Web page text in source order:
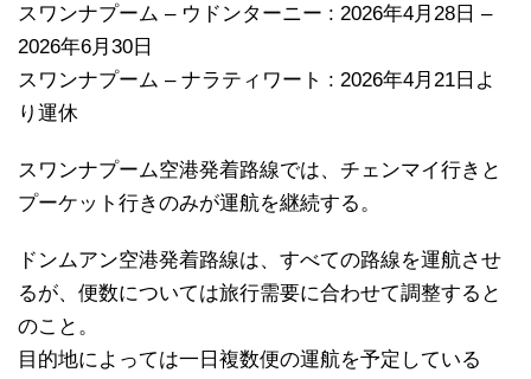
スワンナプーム – ウドンターニー : 2026年4月28日 –
2026年6月30日
スワンナプーム – ナラティワート : 2026年4月21日よ
り運休
スワンナプーム空港発着路線では、チェンマイ行きと
プーケット行きのみが運航を継続する。
ドンムアン空港発着路線は、すべての路線を運航させ
るが、便数については旅行需要に合わせて調整すると
のこと。
目的地によっては一日複数便の運航を予定している